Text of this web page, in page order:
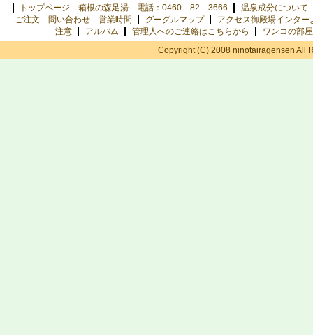
トップページ 箱根の森足湯 電話：0460－82－3666
温泉成分について
ご注文 問い合わせ 営業時間
グーグルマップ
アクセス御殿場インター
注意
アルバム 管理人へのご連絡はこちらから
ワンコの部屋
Copyright (C) 2008 ninotairagensen All